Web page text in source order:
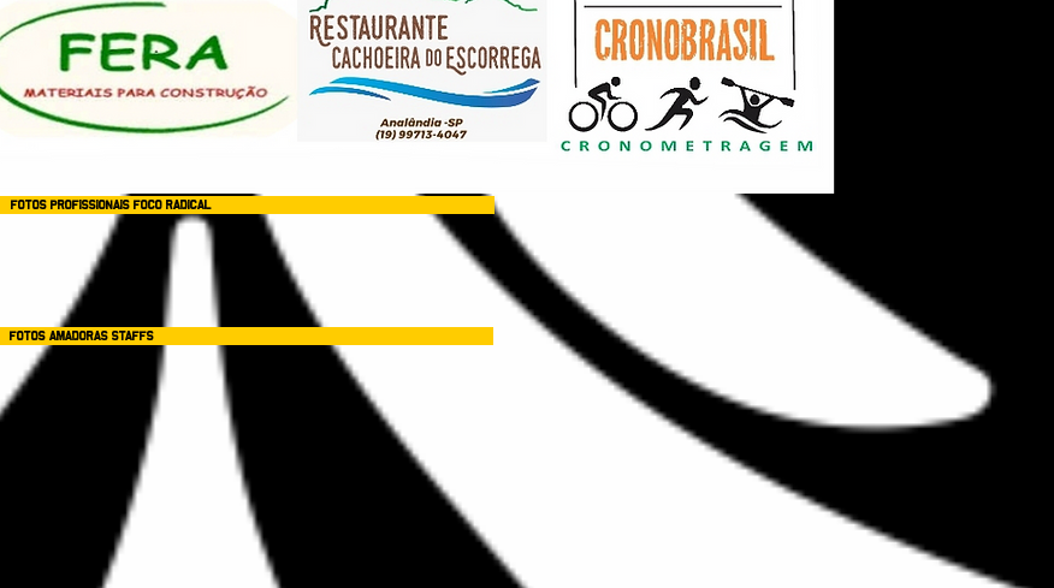
FOTOS PROFISSIONAIS FOCO RADICAL
FOTOS AMADORAS STAFFS